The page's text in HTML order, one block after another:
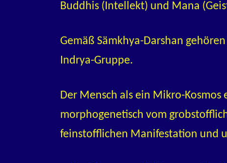
Buddhis (Intellekt) und Mana
Gemäß Sämkhya-Darshan
Indrya-Gruppe.
Der Mensch als ein Mikro-
morphogenetisch vom
feinstofflichen Manifestation und